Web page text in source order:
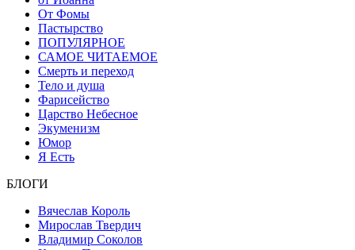
От Фомы
Пастырство
ПОПУЛЯРНОЕ
САМОЕ ЧИТАЕМОЕ
Смерть и переход
Тело и душа
Фарисейство
Царство Небесное
Экуменизм
Юмор
Я Есть
БЛОГИ
Вячеслав Король
Мирослав Твердич
Владимир Соколов